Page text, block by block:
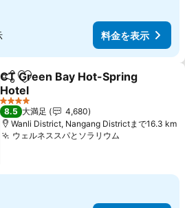
料金を表示
シェアお気に入りに追加
CT Green Bay Hot-Spring
Hotel
料金を表示
4 ホテルのランク
8.5 大満足
4,680
Wanli District, Nangang Districtまで16.3 km
ウェルネススパとソラリウム